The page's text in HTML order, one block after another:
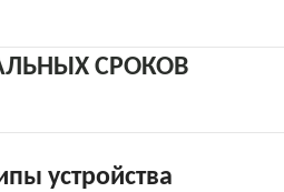
СРОКОВ
устройства